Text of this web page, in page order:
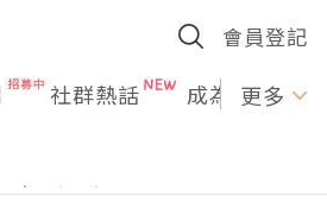
會員登記
社群熱話 成為U更多